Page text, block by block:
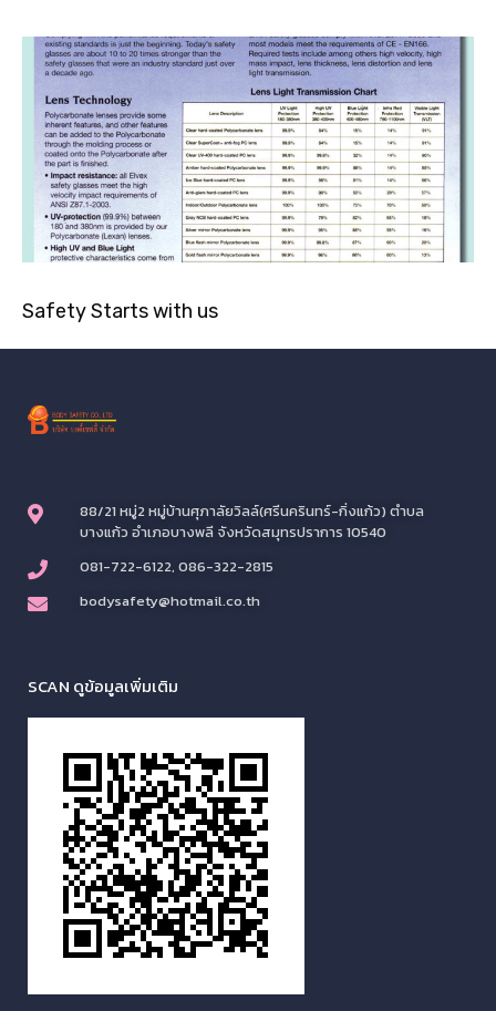
Safety Starts with us
88/21 หมู่2 หมู่บ้านศุภาลัยวิลล์(ศรีนครินทร์-กิ่งแก้ว) ตำบล
บางแก้ว อำเภอบางพลี จังหวัดสมุทรปราการ 10540
081-722-6122, 086-322-2815
bodysafety@hotmail.co.th
SCAN ดูข้อมูลเพิ่มเติม